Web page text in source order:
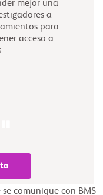
mejor una
a
para
acceso a
comunique con BMS